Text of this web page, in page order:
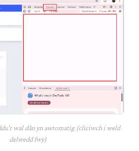
wal dân yn awtomatig (cliciwch i weld
delwedd fwy)